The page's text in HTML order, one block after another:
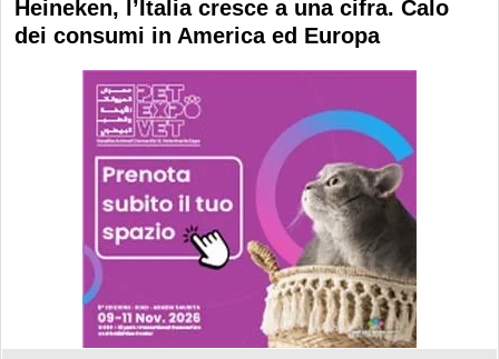
Heineken, l’Italia cresce a una cifra. Calo
dei consumi in America ed Europa